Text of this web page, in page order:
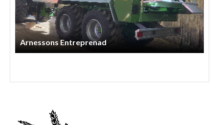
Ss Lantbruksentreprenad AB